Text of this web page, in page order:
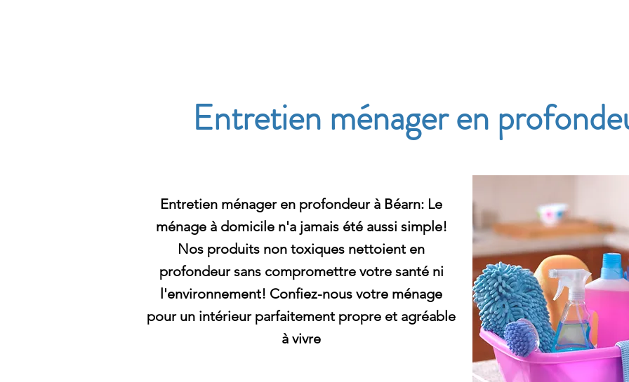
Entretien ménager en
Entretien ménager en profondeur à Béarn: Le
ménage à domicile n'a jamais été aussi simple!
Nos produits non toxiques nettoient en
profondeur sans compromettre votre santé ni
l'environnement! Confiez-nous votre ménage
pour un intérieur parfaitement propre et agréable
à vivre